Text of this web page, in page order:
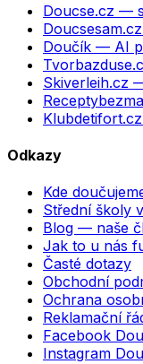
Doucse.cz —
Doucsesam.cz
Doučík — AI
Skiverleih.cz
Klubdetifort.cz
Odkazy
Kde
Střední školy
Blog — naše
Jak to u nás
Časté dotazy
Obchodní
Ochrana
Reklamační
Facebook
Instagram